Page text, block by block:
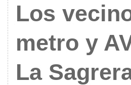
Los
metro y
La